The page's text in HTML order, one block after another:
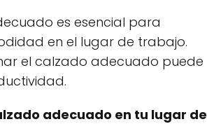
es esencial para
en el lugar de trabajo.
el calzado adecuado puede
adecuado en tu lugar de